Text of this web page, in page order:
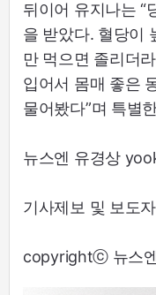
뒤이어 유지나는 “
을 받았다. 혈당이
만 먹으면 졸리더
입어서 몸매 좋은
물어봤다”며 특별
뉴스엔 유경상
기사제보 및 보도
copyrightⓒ 뉴스